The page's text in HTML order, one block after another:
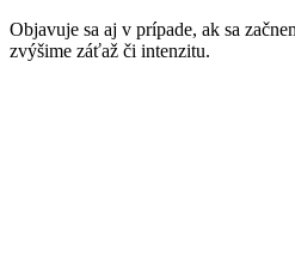
Objavuje sa aj v prípade, ak sa
zvýšime záťaž či intenzitu.